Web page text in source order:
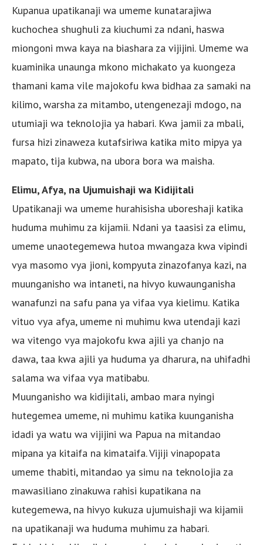
Kupanua upatikanaji wa umeme kunatarajiwa
kuchochea shughuli za kiuchumi za ndani, haswa
miongoni mwa kaya na biashara za vijijini. Umeme wa
kuaminika unaunga mkono michakato ya kuongeza
thamani kama vile majokofu kwa bidhaa za samaki na
kilimo, warsha za mitambo, utengenezaji mdogo, na
utumiaji wa teknolojia ya habari. Kwa jamii za mbali,
fursa hizi zinaweza kutafsiriwa katika mito mipya ya
mapato, tija kubwa, na ubora bora wa maisha.
Elimu, Afya, na Ujumuishaji wa Kidijitali
Upatikanaji wa umeme hurahisisha uboreshaji katika
huduma muhimu za kijamii. Ndani ya taasisi za elimu,
umeme unaotegemewa hutoa mwangaza kwa vipindi
vya masomo vya jioni, kompyuta zinazofanya kazi, na
muunganisho wa intaneti, na hivyo kuwaunganisha
wanafunzi na safu pana ya vifaa vya kielimu. Katika
vituo vya afya, umeme ni muhimu kwa utendaji kazi
wa vitengo vya majokofu kwa ajili ya chanjo na
dawa, taa kwa ajili ya huduma ya dharura, na uhifadhi
salama wa vifaa vya matibabu.
Muunganisho wa kidijitali, ambao mara nyingi
hutegemea umeme, ni muhimu katika kuunganisha
idadi ya watu wa vijijini wa Papua na mitandao
mipana ya kitaifa na kimataifa. Vijiji vinapopata
umeme thabiti, mitandao ya simu na teknolojia za
mawasiliano zinakuwa rahisi kupatikana na
kutegemewa, na hivyo kukuza ujumuishaji wa kijamii
na upatikanaji wa huduma muhimu za habari.